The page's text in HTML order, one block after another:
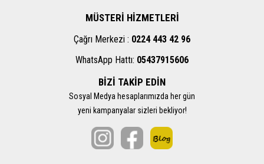
MÜSTERİ HİZMETLERİ
Çağrı Merkezi : 0224 443 42 96
WhatsApp Hattı: 05437915606
BİZİ TAKİP EDİN
Sosyal Medya hesaplarımızda her gün
yeni kampanyalar sizleri bekliyor!